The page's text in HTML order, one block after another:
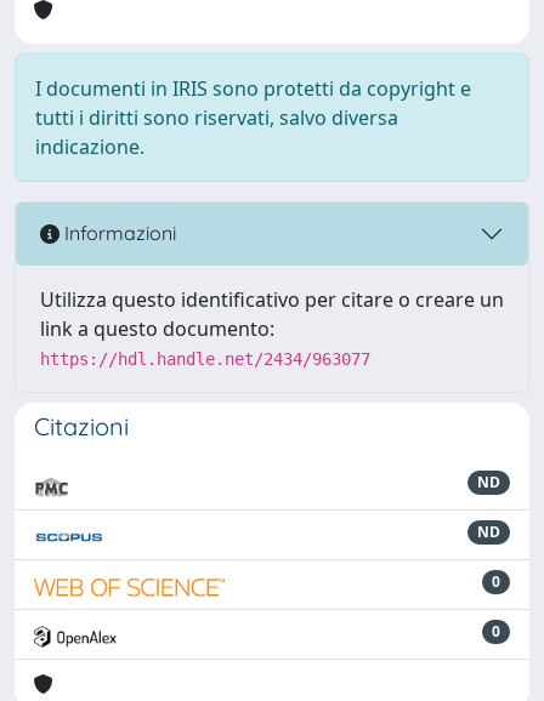
I documenti in IRIS sono protetti da copyright e
tutti i diritti sono riservati, salvo diversa
indicazione.
Informazioni
Utilizza questo identificativo per citare o creare un
link a questo documento:
https://hdl.handle.net/2434/963077
Citazioni
ND
ND
0
0